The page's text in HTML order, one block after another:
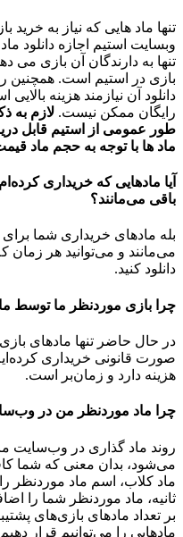
تنها ماد هایی که نیاز به خرید
وبسایت استیم اجازه دانلود
تنها به دارندگان آن بازی می
بازی در استیم است. همچنین
دانلود آن نیازمند هزینه
رایگان ممکن نیست. لازم به
طور عمومی از استیم قابل
ماد ها با توجه به حجم ماد
آیا مادهایی که خریداری
باقی می‌مانند؟
بله مادهای خریداری شما
می‌مانند و می‌توانید هر زمان
دانلود کنید.
چرا بازی موردنظر ما توسط
در حال حاضر تنها مادهای
صورت قانونی خریداری
هزینه دارد و زمان‌بر است.
چرا ماد موردنظر من در
روند ماد گذاری در وب‌سایت
می‌شود، بدان معنی که شما
ماد کلاب، اسم ماد موردنظر
ثانیه، ماد موردنظر شما را
بر تعداد مادهای بازی‌های
مادهایی را می‌توانیم قرار